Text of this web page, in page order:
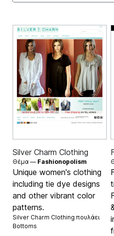
Silver Charm Clothing
Θέμα — Fashionopolism
Unique women's clothing
including tie dye designs
and other vibrant color
patterns.
Silver Charm Clothing πουλάει
Bottoms